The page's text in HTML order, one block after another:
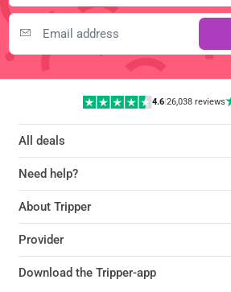
4.6| 26,038 reviews
All deals
Need help?
About Tripper
Provider
Download the Tripper-app